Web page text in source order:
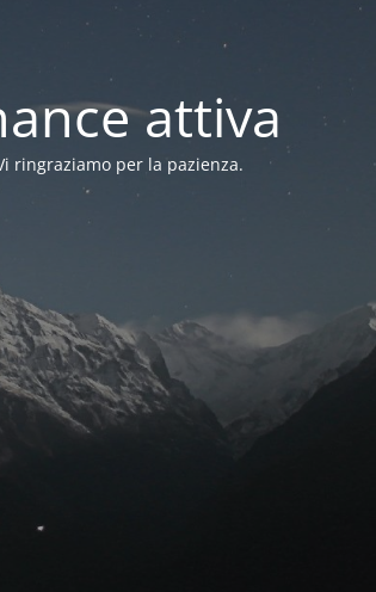
attiva
ringraziamo per la pazienza.